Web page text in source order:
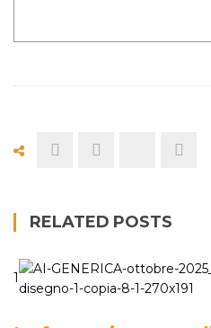
RELATED POSTS
1